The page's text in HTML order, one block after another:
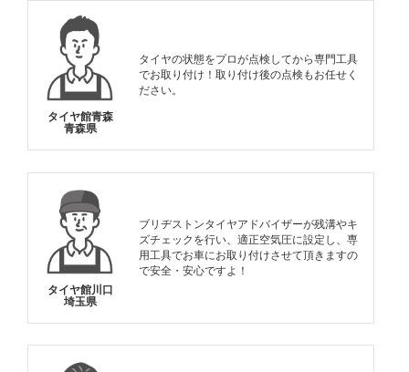
タイヤ館青森
青森県
タイヤの状態をプロが点検してから専門工具
でお取り付け！取り付け後の点検もお任せく
ださい。
タイヤ館川口
埼玉県
ブリヂストンタイヤアドバイザーが残溝やキ
ズチェックを行い、適正空気圧に設定し、専
用工具でお車にお取り付けさせて頂きますの
で安全・安心ですよ！